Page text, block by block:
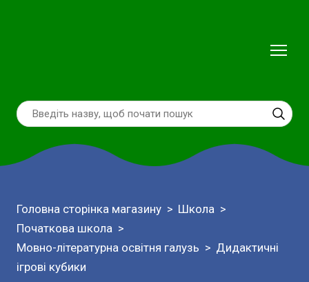
Головна сторінка магазину
Школа
Початкова школа
Мовно-літературна освітня галузь
Дидактичні
ігрові кубики